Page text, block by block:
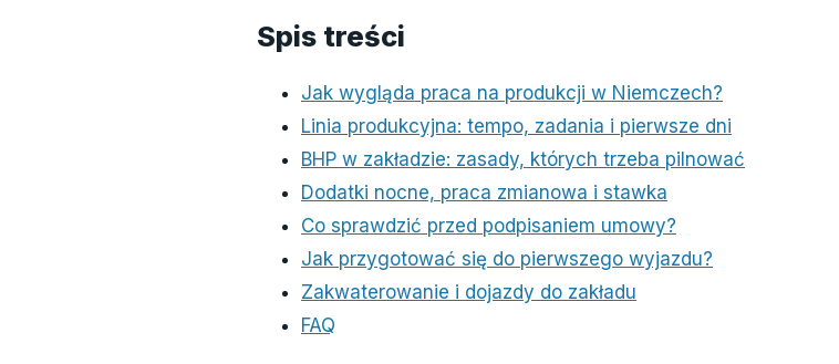
Spis treści
Jak wygląda praca na produkcji w Niemczech?
Linia produkcyjna: tempo, zadania i pierwsze dni
BHP w zakładzie: zasady, których trzeba pilnować
Dodatki nocne, praca zmianowa i stawka
Co sprawdzić przed podpisaniem umowy?
Jak przygotować się do pierwszego wyjazdu?
Zakwaterowanie i dojazdy do zakładu
FAQ